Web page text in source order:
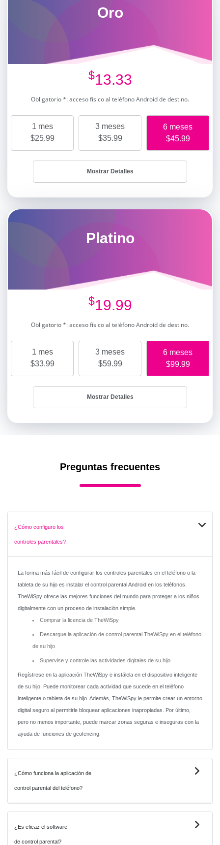
Oro
$13.33
Obligatorio *: acceso físico al teléfono Android de destino.
1 mes
$25.99
3 meses
$35.99
6 meses
$45.99
Mostrar Detalles
Platino
$19.99
Obligatorio *: acceso físico al teléfono Android de destino.
1 mes
$33.99
3 meses
$59.99
6 meses
$99.99
Mostrar Detalles
Preguntas frecuentes
¿Cómo configuro los
controles parentales?
La forma más fácil de configurar los controles parentales en el teléfono o la
tableta de su hijo es instalar el control parental Android en los teléfonos.
TheWiSpy ofrece las mejores funciones del mundo para proteger a los niños
digitalmente con un proceso de instalación simple.
Comprar la licencia de TheWiSpy
Descargue la aplicación de control parental TheWiSpy en el teléfono
de su hijo
Supervise y controle las actividades digitales de su hijo
Regístrese en la aplicación TheWiSpy e instálela en el dispositivo inteligente
de su hijo. Puede monitorear cada actividad que sucede en el teléfono
inteligente o tableta de su hijo. Además, TheWiSpy le permite crear un entorno
digital seguro al permitirle bloquear aplicaciones inapropiadas. Por último,
pero no menos importante, puede marcar zonas seguras e inseguras con la
ayuda de funciones de geofencing.
¿Cómo funciona la aplicación de
control parental del teléfono?
¿Es eficaz el software
de control parental?